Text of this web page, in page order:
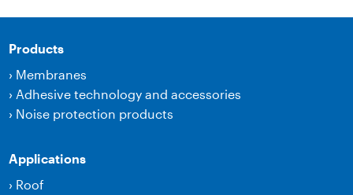
Products
› Membranes
› Adhesive technology and accessories
› Noise protection products
Applications
› Roof